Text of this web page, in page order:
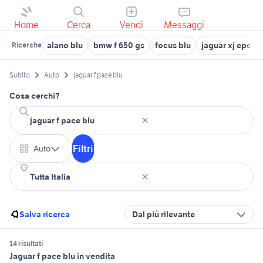
Home Cerca Vendi Messaggi
Ricerche alano blu bmw f 650 gs focus blu jaguar xj
Subito Auto jaguar f pace blu
Cosa cerchi?
Auto Filtri
Salva ricerca Dal più rilevante
14 risultati
Jaguar f pace blu in vendita